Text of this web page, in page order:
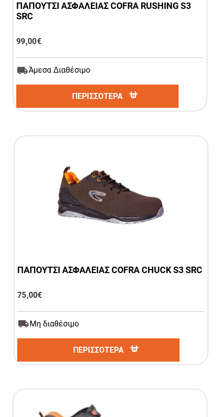
ΠΑΠΟΥΤΣΙ ΑΣΦΑΛΕΙΑΣ COFRA RUSHING S3
SRC
99,00€
Άμεσα Διαθέσιμο
ΠΕΡΙΣΣΟΤΕΡΑ
ΠΑΠΟΥΤΣΙ ΑΣΦΑΛΕΙΑΣ COFRA CHUCK S3 SRC
75,00€
Μη διαθέσιμο
ΠΕΡΙΣΣΟΤΕΡΑ